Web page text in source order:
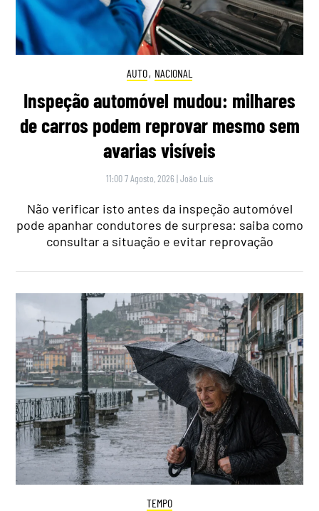
AUTO, NACIONAL
Inspeção automóvel mudou: milhares
de carros podem reprovar mesmo sem
avarias visíveis
11:00 7 Agosto, 2026 |João Luís
Não verificar isto antes da inspeção automóvel
pode apanhar condutores de surpresa: saiba como
consultar a situação e evitar reprovação
TEMPO